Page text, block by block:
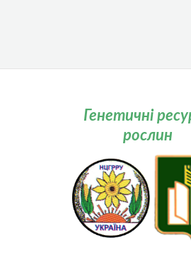
Генетичні
рослин